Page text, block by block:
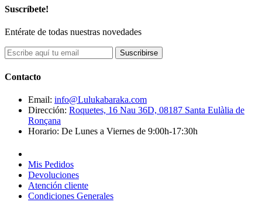
Suscríbete!
Entérate de todas nuestras novedades
Suscribirse
Contacto
Email: info@Lulukabaraka.com
Dirección: Roquetes, 16 Nau 36D, 08187 Santa Eulàlia de
Ronçana
Horario: De Lunes a Viernes de 9:00h-17:30h
Mis Pedidos
Devoluciones
Atención cliente
Condiciones Generales